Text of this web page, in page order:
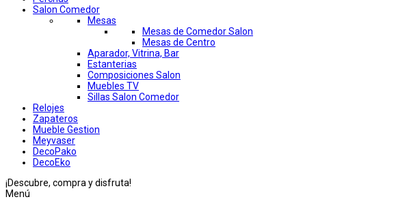
Salon Comedor
Mesas
Mesas de Comedor Salon
Mesas de Centro
Aparador, Vitrina, Bar
Estanterias
Composiciones Salon
Muebles TV
Sillas Salon Comedor
Relojes
Zapateros
Mueble Gestion
Meyvaser
DecoPako
DecoEko
¡Descubre, compra y disfruta!
Menú